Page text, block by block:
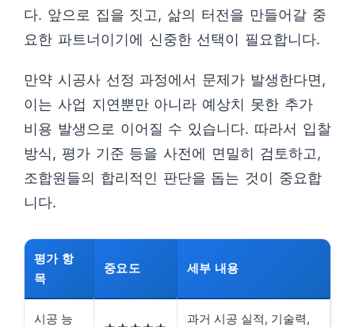
다. 앞으로 집을 짓고, 삶의 터전을 만들어갈 중
요한 파트너이기에 신중한 선택이 필요합니다.
만약 시공사 선정 과정에서 문제가 발생한다면,
이는 사업 지연뿐만 아니라 예상치 못한 추가
비용 발생으로 이어질 수 있습니다. 따라서 입찰
방식, 평가 기준 등을 사전에 면밀히 검토하고,
조합원들의 합리적인 판단을 돕는 것이 중요합
니다.
평가 항
목
중요도 세부 내용
시공 능
과거 시공 실적, 기술력,